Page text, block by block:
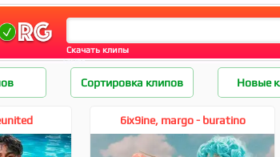
Скачать клипы
6ix9ine
Сортировка клипов Новые
6ix9ine, margo - buratino